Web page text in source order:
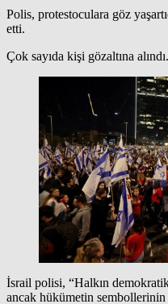
Polis, protestoculara göz
etti.
Çok sayıda kişi gözaltına
İsrail polisi, “Halkın
ancak hükümetin